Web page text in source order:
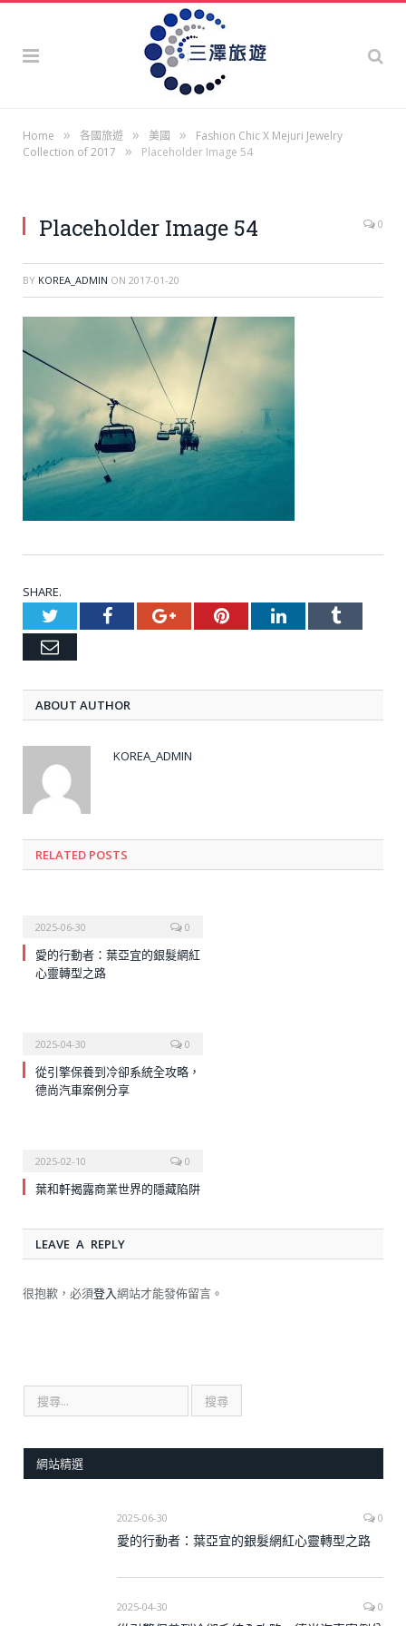
Home » 各國旅遊 » 美國 »
Fashion Chic X Mejuri Jewelry
Collection of 2017
» Placeholder Image 54
Placeholder Image 54 0
BY KOREA_ADMIN ON 2017-01-20
SHARE.
TwitterFacebookGoogle+PinterestLinkedInTumblr
Email
ABOUT AUTHOR
KOREA_ADMIN
RELATED POSTS
2025-06-30 0
愛的行動者：葉亞宜的銀髮網紅
心靈轉型之路
2025-04-30 0
從引擎保養到冷卻系統全攻略，
德尚汽車案例分享
2025-02-10 0
葉和軒揭露商業世界的隱藏陷阱
LEAVE A REPLY
很抱歉，必須登入網站才能發佈留言。
網站精選
2025-06-30 0
愛的行動者：葉亞宜的銀髮網紅心靈轉型之路
2025-04-30 0